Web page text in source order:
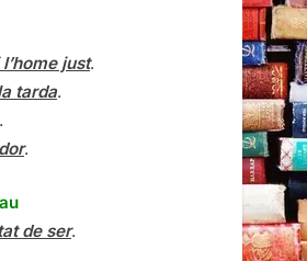
just.
tarda.
.
.
de ser.